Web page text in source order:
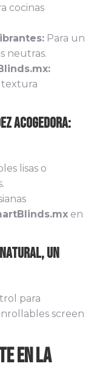
cocinas
Para un
neutras.
textura
Acogedora:
lisas o
en
un
para
screen
en la